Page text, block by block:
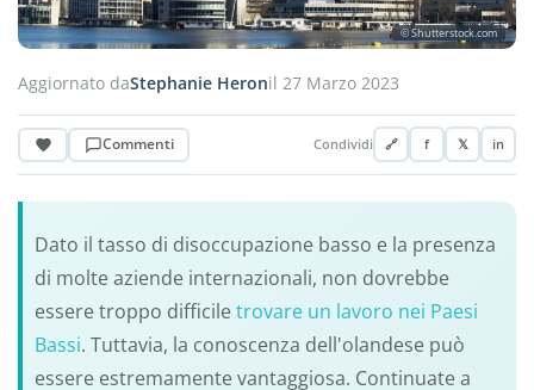
© Shutterstock.com
Aggiornato daStephanie Heronil 27 Marzo 2023
Commenti Condividi 🔗 f 𝕏 in
Dato il tasso di disoccupazione basso e la presenza
di molte aziende internazionali, non dovrebbe
essere troppo difficile trovare un lavoro nei Paesi
Bassi. Tuttavia, la conoscenza dell'olandese può
essere estremamente vantaggiosa. Continuate a